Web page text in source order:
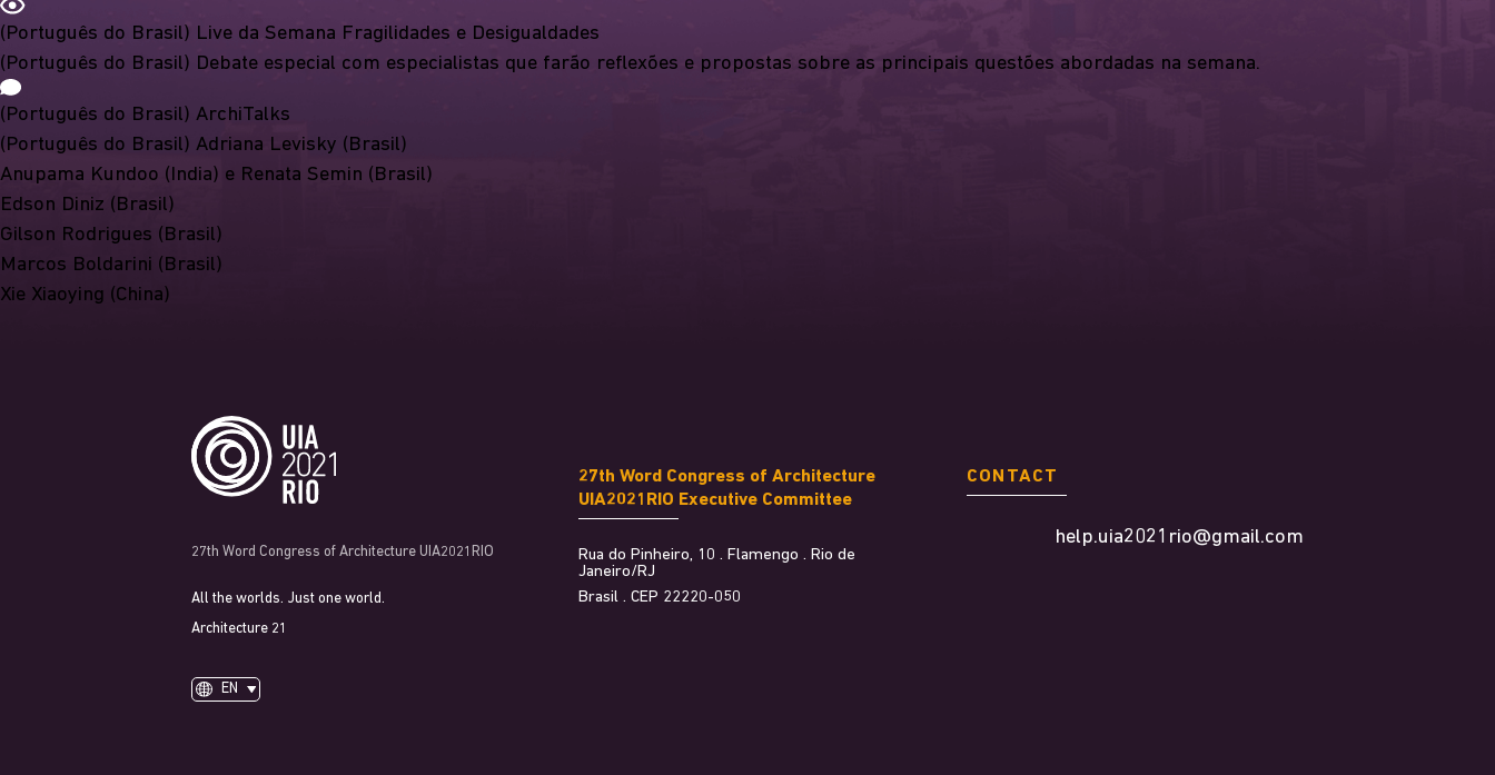
(Português do Brasil) Live da Semana Fragilidades e Desigualdades
(Português do Brasil) Debate especial com especialistas que farão reflexões e propostas sobre as principais questões abordadas na semana.
(Português do Brasil) ArchiTalks
(Português do Brasil) Adriana Levisky (Brasil)
Anupama Kundoo (India) e Renata Semin (Brasil)
Edson Diniz (Brasil)
Gilson Rodrigues (Brasil)
Marcos Boldarini (Brasil)
Xie Xiaoying (China)
27th Word Congress of Architecture UIA2021RIO
All the worlds. Just one world.
Architecture 21
EN
27th Word Congress of Architecture
UIA2021RIO Executive Committee
Rua do Pinheiro, 10 . Flamengo . Rio de
Janeiro/RJ
Brasil . CEP 22220-050
CONTACT
help.uia2021rio@gmail.com